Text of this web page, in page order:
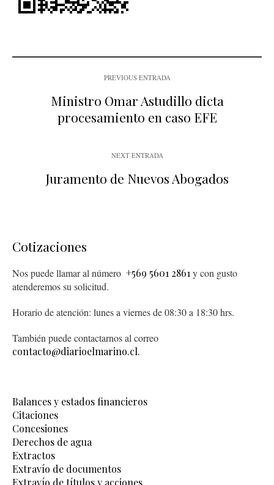
PREVIOUS ENTRADA
Ministro Omar Astudillo dicta
procesamiento en caso EFE
NEXT ENTRADA
Juramento de Nuevos Abogados
Cotizaciones
Nos puede llamar al número +569 5601 2861y con gusto
atenderemos su solicitud.
Horario de atención: lunes a viernes de 08:30 a 18:30 hrs.
También puede contactarnos al correo
contacto@diarioelmarino.cl.
Balances y estados financieros
Citaciones
Concesiones
Derechos de agua
Extractos
Extravío de documentos
Extravío de títulos y acciones